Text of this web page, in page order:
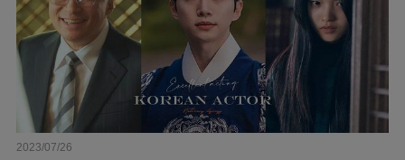
2023/07/26